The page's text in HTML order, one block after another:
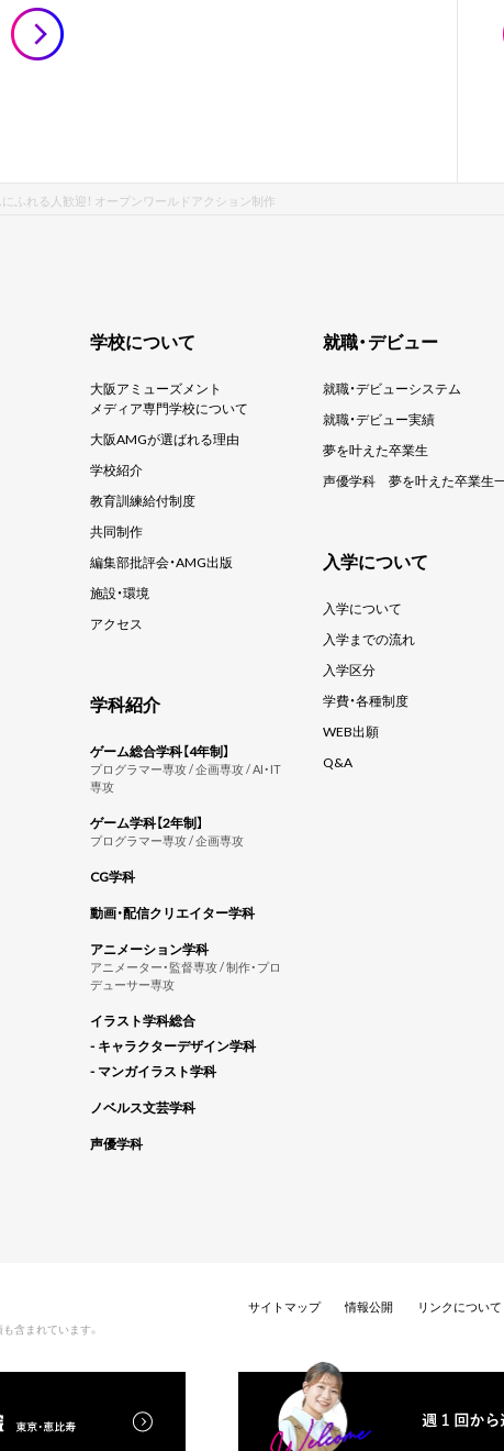
ふれる人歓迎！ オープンワールドアクション制作
学校について
大阪アミューズメント
メディア専門学校について
大阪AMGが選ばれる理由
学校紹介
教育訓練給付制度
共同制作
編集部批評会・AMG出版
施設・環境
アクセス
学科紹介
ゲーム総合学科【4年制】
プログラマー専攻 / 企画専攻 / AI・IT
専攻
ゲーム学科【2年制】
プログラマー専攻 / 企画専攻
CG学科
動画・配信クリエイター学科
アニメーション学科
アニメーター・監督専攻 / 制作・プロ
デューサー専攻
イラスト学科総合
- キャラクターデザイン学科
- マンガイラスト学科
ノベルス文芸学科
声優学科
就職・デビュー
就職・デビューシステム
就職・デビュー実績
夢を叶えた卒業生
声優学科 夢を叶えた卒業生
入学について
入学について
入学までの流れ
入学区分
学費・各種制度
WEB出願
Q&A
サイトマップ 情報公開 リンクについて
含まれています。